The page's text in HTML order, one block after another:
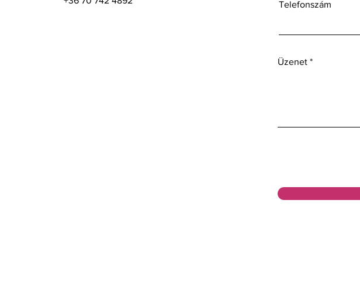
Telefonszám
Üzenet